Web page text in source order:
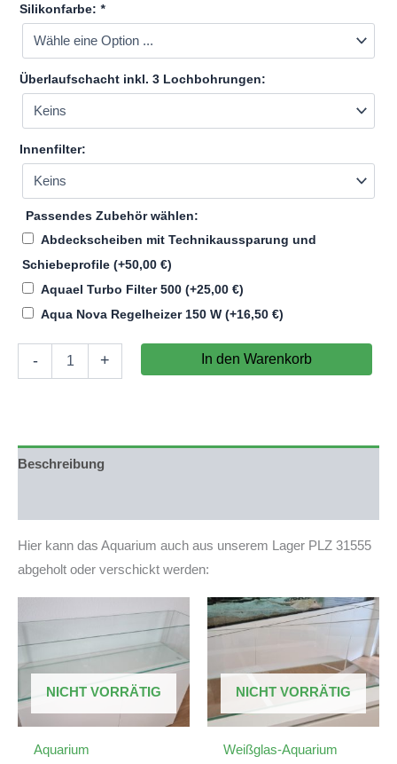
Silikonfarbe: *
Überlaufschacht inkl. 3 Lochbohrungen:
Innenfilter:
Passendes Zubehör wählen:
Abdeckscheiben mit Technikaussparung und
Schiebeprofile (+50,00 €)
Aquael Turbo Filter 500 (+25,00 €)
Aqua Nova Regelheizer 150 W (+16,50 €)
-
100x30x30cm
Lager)
+ In den Warenkorb
Beschreibung
Hier kann das Aquarium auch aus unserem Lager PLZ 31555
abgeholt oder verschickt werden:
NICHT VORRÄTIG
Aquarium
NICHT VORRÄTIG
Weißglas-Aquarium